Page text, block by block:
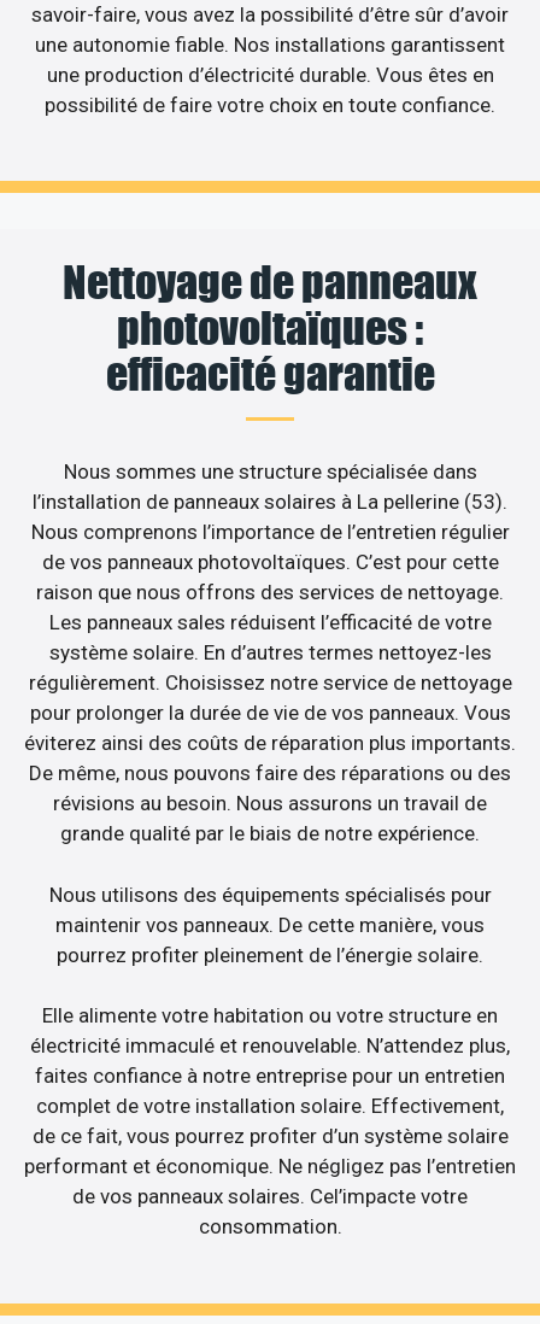
savoir-faire, vous avez la possibilité d’être sûr d’avoir
une autonomie fiable. Nos installations garantissent
une production d’électricité durable. Vous êtes en
possibilité de faire votre choix en toute confiance.
Nettoyage de panneaux
photovoltaïques :
efficacité garantie
Nous sommes une structure spécialisée dans
l’installation de panneaux solaires à La pellerine (53).
Nous comprenons l’importance de l’entretien régulier
de vos panneaux photovoltaïques. C’est pour cette
raison que nous offrons des services de nettoyage.
Les panneaux sales réduisent l’efficacité de votre
système solaire. En d’autres termes nettoyez-les
régulièrement. Choisissez notre service de nettoyage
pour prolonger la durée de vie de vos panneaux. Vous
éviterez ainsi des coûts de réparation plus importants.
De même, nous pouvons faire des réparations ou des
révisions au besoin. Nous assurons un travail de
grande qualité par le biais de notre expérience.
Nous utilisons des équipements spécialisés pour
maintenir vos panneaux. De cette manière, vous
pourrez profiter pleinement de l’énergie solaire.
Elle alimente votre habitation ou votre structure en
électricité immaculé et renouvelable. N’attendez plus,
faites confiance à notre entreprise pour un entretien
complet de votre installation solaire. Effectivement,
de ce fait, vous pourrez profiter d’un système solaire
performant et économique. Ne négligez pas l’entretien
de vos panneaux solaires. Cel’impacte votre
consommation.